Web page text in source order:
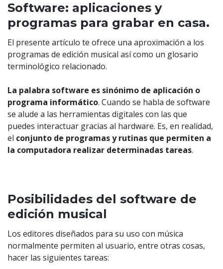
Software: aplicaciones y
programas para grabar en casa.
El presente artículo te ofrece una aproximación a los
programas de edición musical así como un glosario
terminológico relacionado.
La palabra software es sinónimo de aplicación o
programa informático. Cuando se habla de software
se alude a las herramientas digitales con las que
puedes interactuar gracias al hardware. Es, en realidad,
el conjunto de programas y rutinas que permiten a
la computadora realizar determinadas tareas.
Posibilidades del software de
edición musical
Los editores diseñados para su uso con música
normalmente permiten al usuario, entre otras cosas,
hacer las siguientes tareas: